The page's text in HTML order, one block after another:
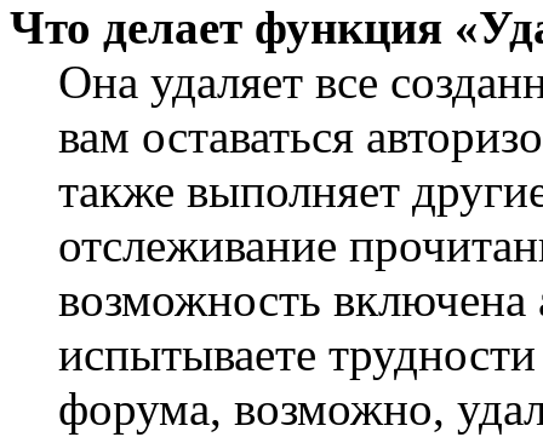
Что делает функция
Она удаляет все
вам оставаться
также выполняет
отслеживание
возможность
испытываете
форума, возможно,